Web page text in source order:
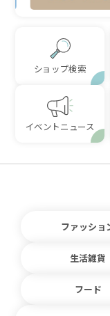
ショップ検索
イベントニュース
ファッショ
生活雑貨
フード